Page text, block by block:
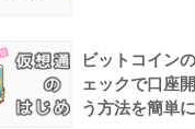
ビットコイン
ェックで口座
う方法を簡単